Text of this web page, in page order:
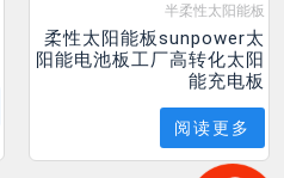
半柔性太阳能板
柔性太阳能板sunpower太
阳能电池板工厂高转化太阳
能充电板
阅读更多